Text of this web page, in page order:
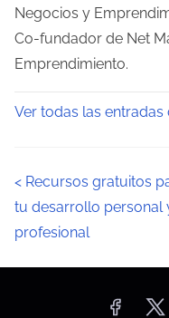
Negocios y
Co-fundador de Net
Emprendimiento.
Ver todas las entradas
N
a
< Recursos gratuitos
tu desarrollo personal
profesional